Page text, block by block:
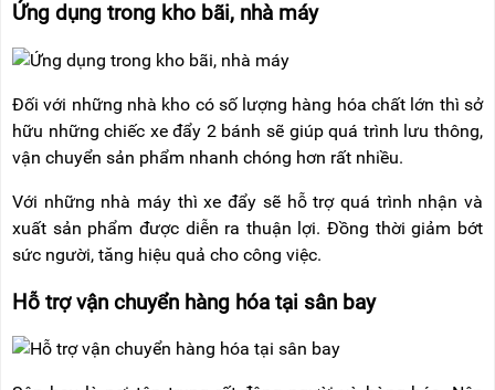
Ứng dụng trong kho bãi, nhà máy
Đối với những nhà kho có số lượng hàng hóa chất lớn thì sở
hữu những chiếc xe đẩy 2 bánh sẽ giúp quá trình lưu thông,
vận chuyển sản phẩm nhanh chóng hơn rất nhiều.
Với những nhà máy thì xe đẩy sẽ hỗ trợ quá trình nhận và
xuất sản phẩm được diễn ra thuận lợi. Đồng thời giảm bớt
sức người, tăng hiệu quả cho công việc.
Hỗ trợ vận chuyển hàng hóa tại sân bay